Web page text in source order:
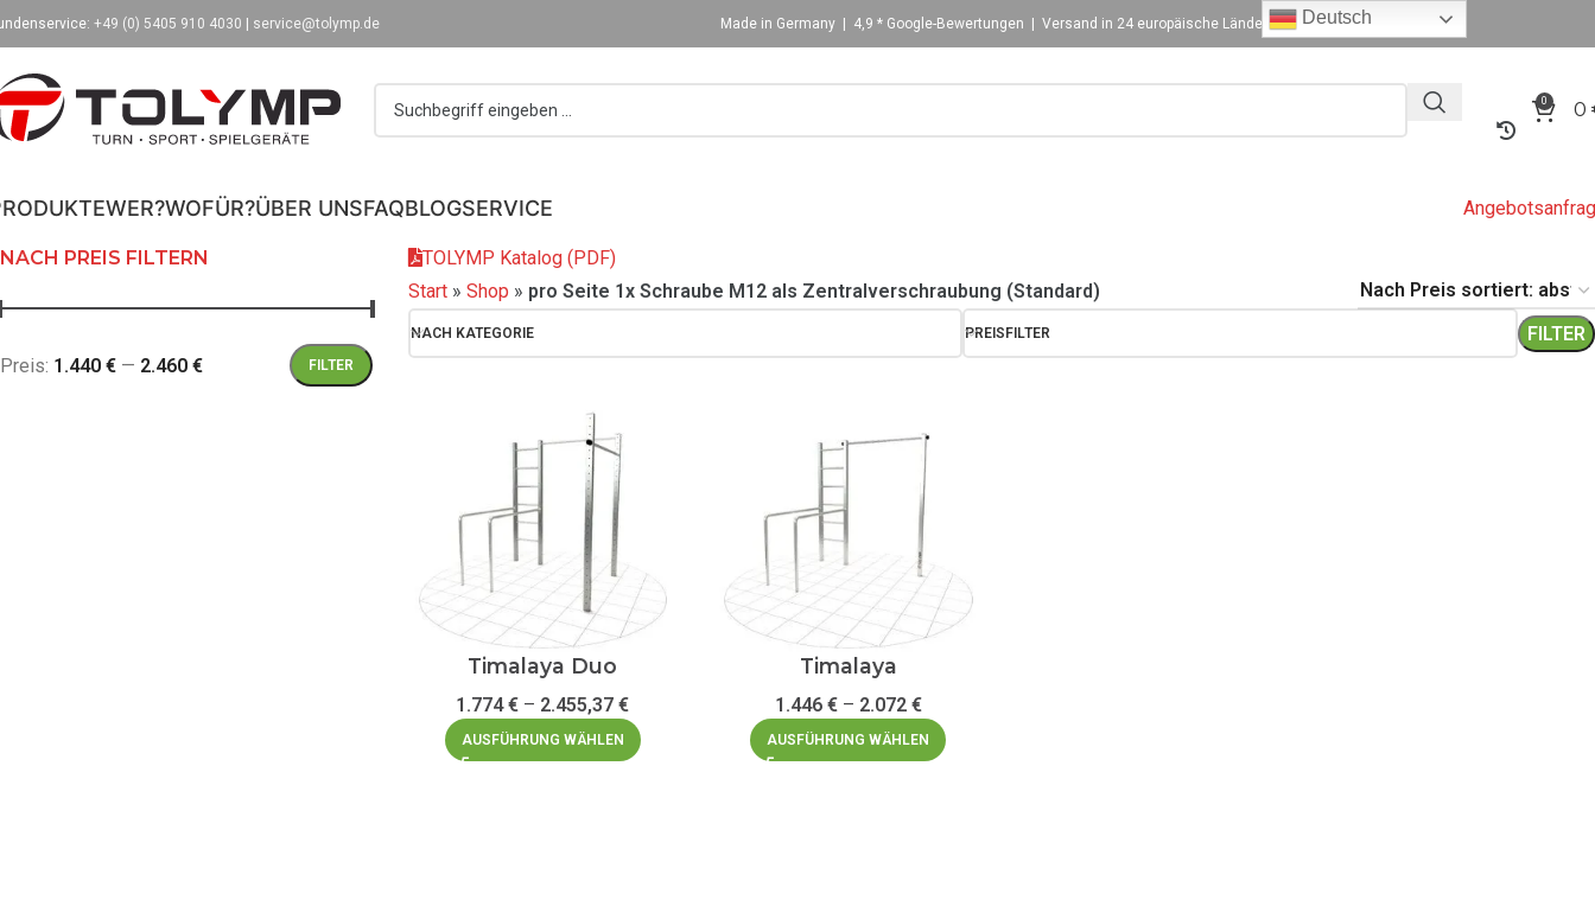
+49 (0) 5405 910 4030 service@tolymp.de Made in Germany | 4,9 * Google-Bewertungen | Versand in 24 europäische Länder
0 0
WER?WOFÜR?ÜBER UNSFAQBLOGSERVICE
NACH PREIS FILTERN
FILTER
Preis: 1.440 € — 2.460 €
TOLYMP Katalog (PDF)
Start» Shop » pro Seite 1x Schraube M12 als Zentralverschraubung (Standard)
NACH KATEGORIE PREISFILTER FILTER
Timalaya Duo
1.774€ – 2.455,37€
AUSFÜHRUNG WÄHLEN
Timalaya
1.446 €– 2.072 €
AUSFÜHRUNG WÄHLEN
Deutsch